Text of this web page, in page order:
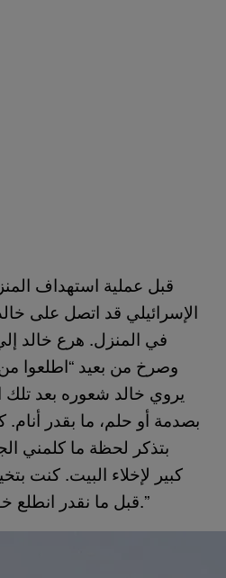
قبل عملية استهداف
الإسرائيلي قد اتصل على
في المنزل. هرع خالد
وصرخ من بعيد “اطلعوا
يروي خالد شعوره بعد
بصدمة أو حلم، ما بقدر أنام.
بتذكر لحظة ما كلمني
كبير لإخلاء البيت. كنت
قبل ما نقدر انطلع خواتي وزوجاتنا وأطفالنا.”